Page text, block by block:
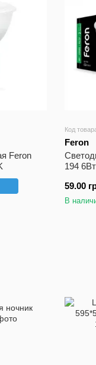
Feron
Код
Feron
194
59.00
В